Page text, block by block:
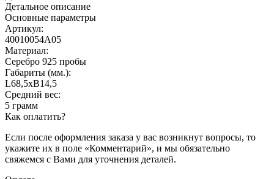
Детальное описание
Основные параметры
Артикул:
40010054А05
Материал:
Серебро 925 пробы
Габариты (мм.):
L68,5хB14,5
Средний вес:
5 грамм
Как оплатить?
Если после оформления заказа у вас возникнут вопросы, то
укажите их в поле «Комментарий», и мы обязательно
свяжемся с Вами для уточнения деталей.